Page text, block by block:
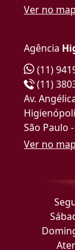
Ver no
Agência
(11)
(11)
Av.
São Paulo -
Ver no